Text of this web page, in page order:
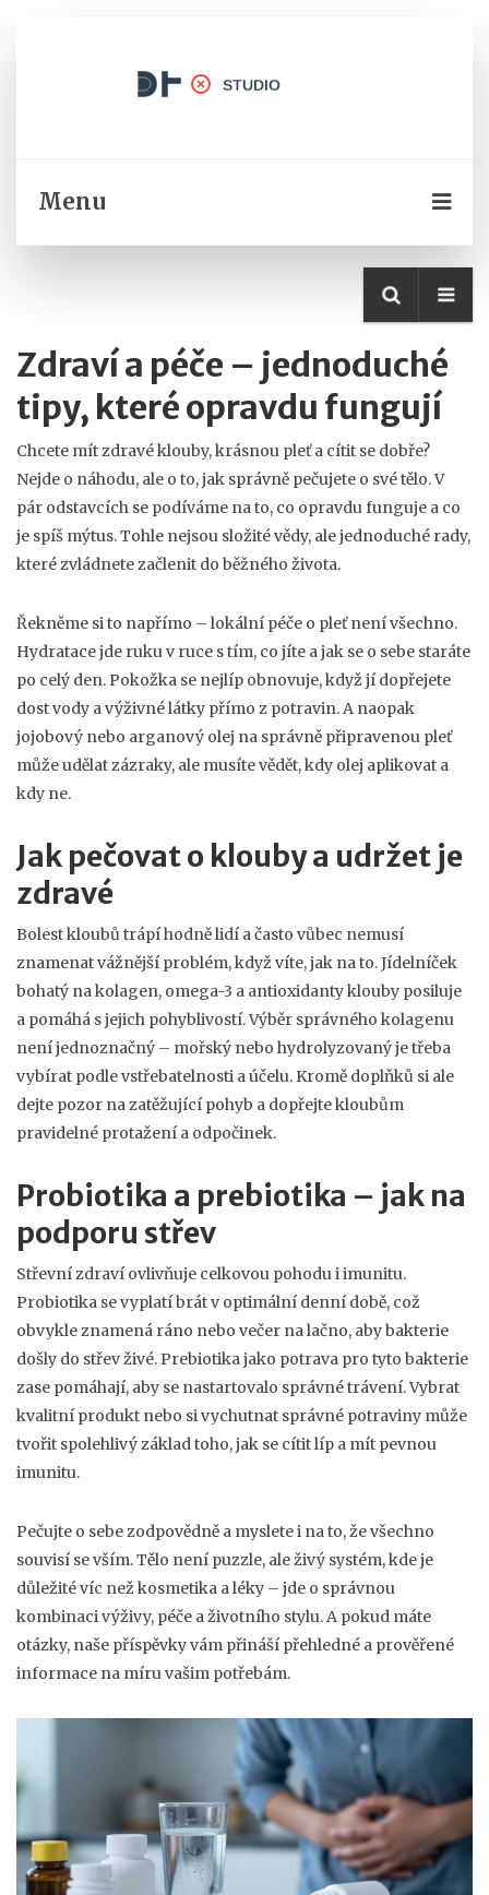
Menu
Zdraví a péče – jednoduché
tipy, které opravdu fungují
Chcete mít zdravé klouby, krásnou pleť a cítit se dobře?
Nejde o náhodu, ale o to, jak správně pečujete o své tělo. V
pár odstavcích se podíváme na to, co opravdu funguje a co
je spíš mýtus. Tohle nejsou složité vědy, ale jednoduché rady,
které zvládnete začlenit do běžného života.
Řekněme si to napřímo – lokální péče o pleť není všechno.
Hydratace jde ruku v ruce s tím, co jíte a jak se o sebe staráte
po celý den. Pokožka se nejlíp obnovuje, když jí dopřejete
dost vody a výživné látky přímo z potravin. A naopak
jojobový nebo arganový olej na správně připravenou pleť
může udělat zázraky, ale musíte vědět, kdy olej aplikovat a
kdy ne.
Jak pečovat o klouby a udržet je
zdravé
Bolest kloubů trápí hodně lidí a často vůbec nemusí
znamenat vážnější problém, když víte, jak na to. Jídelníček
bohatý na kolagen, omega-3 a antioxidanty klouby posiluje
a pomáhá s jejich pohyblivostí. Výběr správného kolagenu
není jednoznačný – mořský nebo hydrolyzovaný je třeba
vybírat podle vstřebatelnosti a účelu. Kromě doplňků si ale
dejte pozor na zatěžující pohyb a dopřejte kloubům
pravidelné protažení a odpočinek.
Probiotika a prebiotika – jak na
podporu střev
Střevní zdraví ovlivňuje celkovou pohodu i imunitu.
Probiotika se vyplatí brát v optimální denní době, což
obvykle znamená ráno nebo večer na lačno, aby bakterie
došly do střev živé. Prebiotika jako potrava pro tyto bakterie
zase pomáhají, aby se nastartovalo správné trávení. Vybrat
kvalitní produkt nebo si vychutnat správné potraviny může
tvořit spolehlivý základ toho, jak se cítit líp a mít pevnou
imunitu.
Pečujte o sebe zodpovědně a myslete i na to, že všechno
souvisí se vším. Tělo není puzzle, ale živý systém, kde je
důležité víc než kosmetika a léky – jde o správnou
kombinaci výživy, péče a životního stylu. A pokud máte
otázky, naše příspěvky vám přináší přehledné a prověřené
informace na míru vašim potřebám.